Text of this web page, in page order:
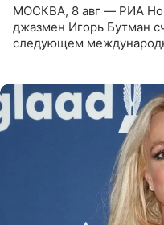
МОСКВА, 8 авг — РИА
джазмен Игорь Бутман
следующем